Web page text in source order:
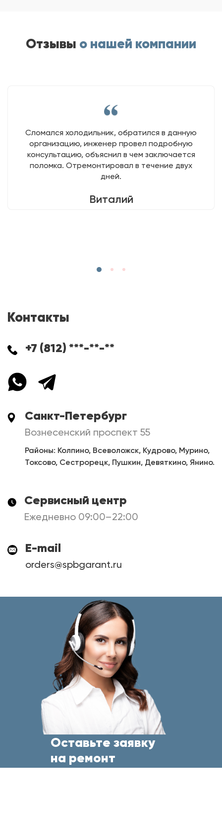
Отзывы о нашей компании
Сломался холодильник, обратился в данную
организацию, инженер провел подробную
консультацию, объяснил в чем заключается
поломка. Отремонтировал в течение двух
дней.
Виталий
Контакты
+7 (812) ***-**-**
Санкт-Петербург
Вознесенский проспект 55
Районы: Колпино, Всеволожск, Кудрово, Мурино,
Токсово, Сестрорецк, Пушкин, Девяткино, Янино.
Сервисный центр
Ежедневно 09:00–22:00
E-mail
orders@spbgarant.ru
Оставьте заявку
на ремонт